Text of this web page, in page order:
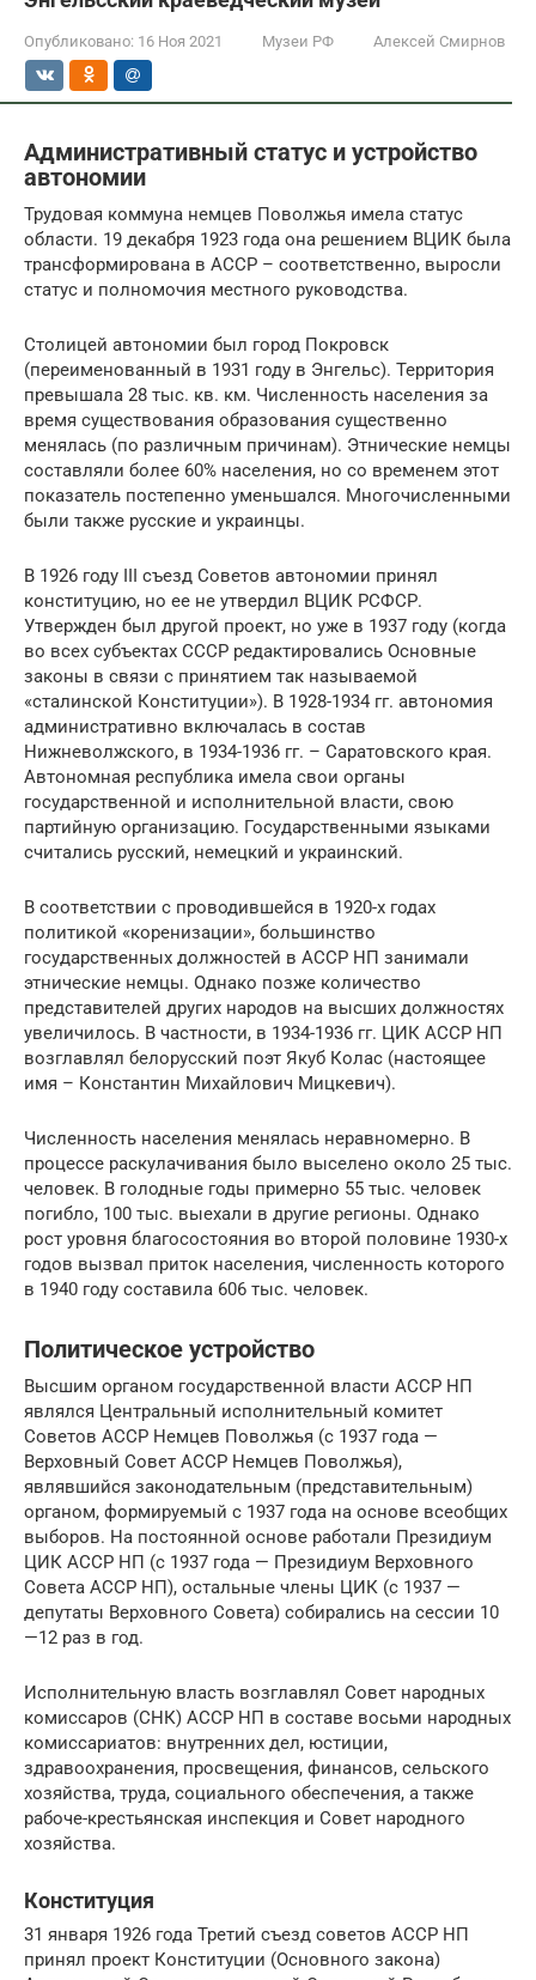
Опубликовано: 16 Ноя 2021 Музеи РФ Алексей Смирнов
Административный статус и устройство
автономии
Трудовая коммуна немцев Поволжья имела статус
области. 19 декабря 1923 года она решением ВЦИК была
трансформирована в АССР – соответственно, выросли
статус и полномочия местного руководства.
Столицей автономии был город Покровск
(переименованный в 1931 году в Энгельс). Территория
превышала 28 тыс. кв. км. Численность населения за
время существования образования существенно
менялась (по различным причинам). Этнические немцы
составляли более 60% населения, но со временем этот
показатель постепенно уменьшался. Многочисленными
были также русские и украинцы.
В 1926 году III съезд Советов автономии принял
конституцию, но ее не утвердил ВЦИК РСФСР.
Утвержден был другой проект, но уже в 1937 году (когда
во всех субъектах СССР редактировались Основные
законы в связи с принятием так называемой
«сталинской Конституции»). В 1928-1934 гг. автономия
административно включалась в состав
Нижневолжского, в 1934-1936 гг. – Саратовского края.
Автономная республика имела свои органы
государственной и исполнительной власти, свою
партийную организацию. Государственными языками
считались русский, немецкий и украинский.
В соответствии с проводившейся в 1920-х годах
политикой «коренизации», большинство
государственных должностей в АССР НП занимали
этнические немцы. Однако позже количество
представителей других народов на высших должностях
увеличилось. В частности, в 1934-1936 гг. ЦИК АССР НП
возглавлял белорусский поэт Якуб Колас (настоящее
имя – Константин Михайлович Мицкевич).
Численность населения менялась неравномерно. В
процессе раскулачивания было выселено около 25 тыс.
человек. В голодные годы примерно 55 тыс. человек
погибло, 100 тыс. выехали в другие регионы. Однако
рост уровня благосостояния во второй половине 1930-х
годов вызвал приток населения, численность которого
в 1940 году составила 606 тыс. человек.
Политическое устройство
Высшим органом государственной власти АССР НП
являлся Центральный исполнительный комитет
Советов АССР Немцев Поволжья (с 1937 года —
Верховный Совет АССР Немцев Поволжья),
являвшийся законодательным (представительным)
органом, формируемый с 1937 года на основе всеобщих
выборов. На постоянной основе работали Президиум
ЦИК АССР НП (с 1937 года — Президиум Верховного
Совета АССР НП), остальные члены ЦИК (с 1937 —
депутаты Верховного Совета) собирались на сессии 10
—12 раз в год.
Исполнительную власть возглавлял Совет народных
комиссаров (СНК) АССР НП в составе восьми народных
комиссариатов: внутренних дел, юстиции,
здравоохранения, просвещения, финансов, сельского
хозяйства, труда, социального обеспечения, а также
рабоче-крестьянская инспекция и Совет народного
хозяйства.
Конституция
31 января 1926 года Третий съезд советов АССР НП
принял проект Конституции (Основного закона)